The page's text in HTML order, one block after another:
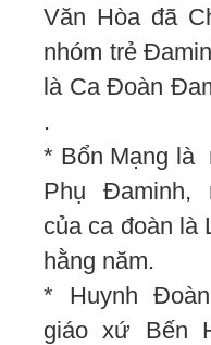
Văn Hòa đã
nhóm trẻ
là Ca Đoàn
.
* Bổn Mạng là
Phụ Đaminh,
của ca đoàn là
hằng năm.
* Huynh
giáo xứ Bến